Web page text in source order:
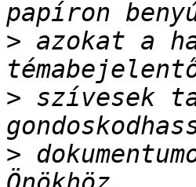
> azokat a
> szívesek
>